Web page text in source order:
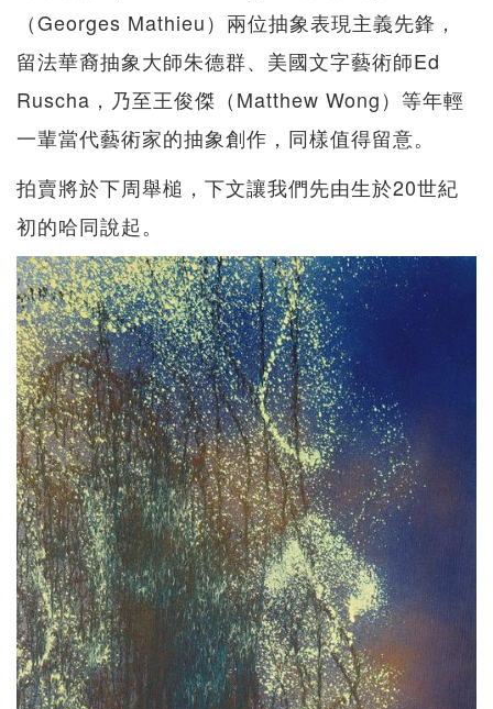
（Georges Mathieu）兩位抽象表現主義先鋒，
留法華裔抽象大師朱德群、美國文字藝術師Ed
Ruscha，乃至王俊傑（Matthew Wong）等年輕
一輩當代藝術家的抽象創作，同樣值得留意。
拍賣將於下周舉槌，下文讓我們先由生於20世紀
初的哈同說起。